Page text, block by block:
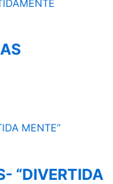
“DIVERTIDA